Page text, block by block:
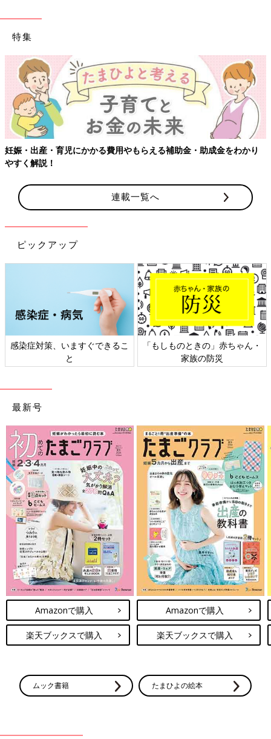
特集
妊娠・出産・育児にかかる費用やもらえる補助金・助成金をわかり
やすく解説！
連載一覧へ
ピックアップ
感染症対策、いますぐできるこ
と
「もしものときの」赤ちゃん・
家族の防災
最新号
Amazonで購入
楽天ブックスで購入
Amazonで購入
楽天ブックスで購入
ムック書籍 たまひよの絵本